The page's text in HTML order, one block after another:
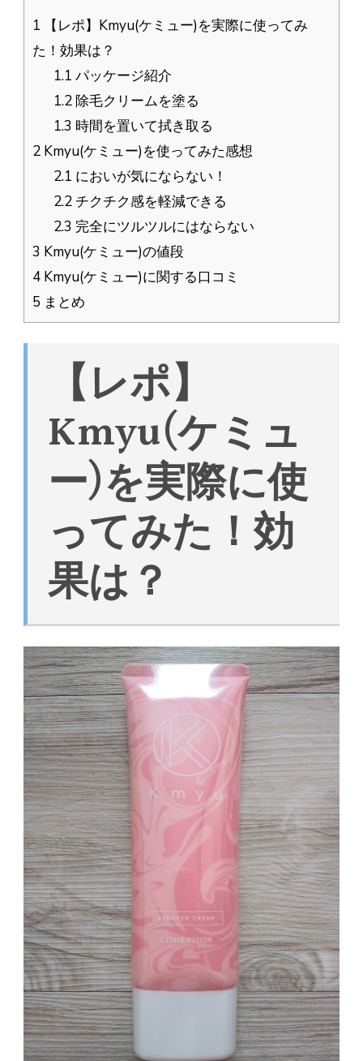
1 【レポ】Kmyu(ケミュー)を実際に使ってみ
た！効果は？
1.1 パッケージ紹介
1.2除毛クリームを塗る
1.3 時間を置いて拭き取る
2 Kmyu(ケミュー)を使ってみた感想
2.1 においが気にならない！
2.2チクチク感を軽減できる
2.3 完全にツルツルにはならない
3 Kmyu(ケミュー)の値段
4 Kmyu(ケミュー)に関する口コミ
5 まとめ
【レポ】
Kmyu(ケミュ
ー)を実際に使
ってみた！効
果は？